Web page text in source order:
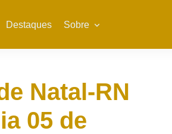
Destaques Sobre
Natal-RN
05 de